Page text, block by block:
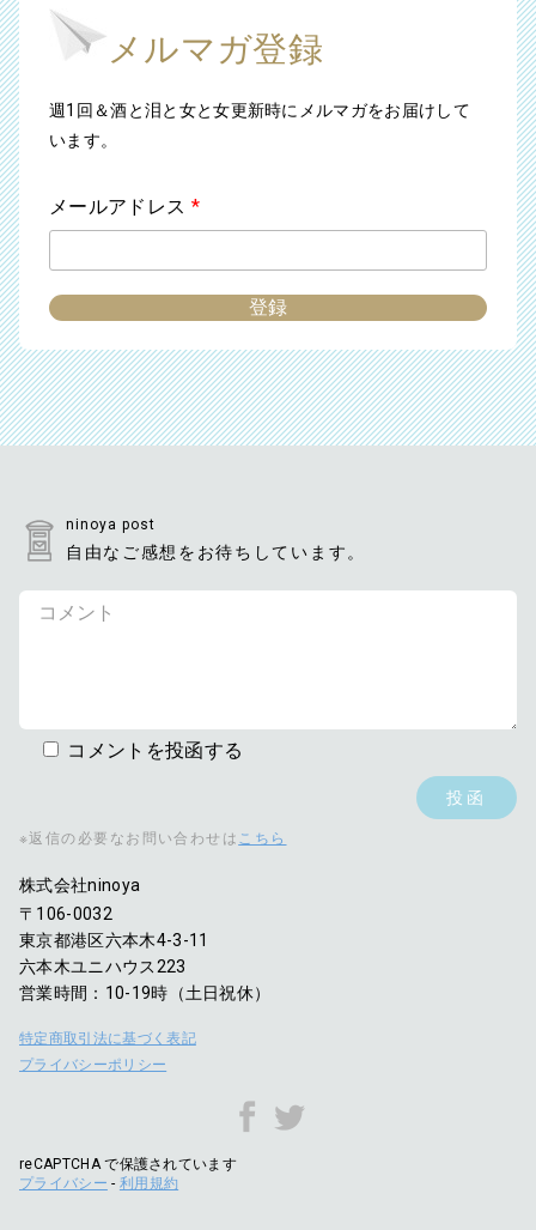
メルマガ登録
週1回＆酒と泪と女と女更新時にメルマガをお届けして
います。
メールアドレス *
ninoya post
自由なご感想をお待ちしています。
コメントを投函する
※返信の必要なお問い合わせは こちら
株式会社ninoya
〒106-0032
東京都港区六本木4-3-11
六本木ユニハウス223
営業時間：10-19時（土日祝休）
特定商取引法に基づく表記
プライバシーポリシー
reCAPTCHA で保護されています
プライバシー - 利用規約